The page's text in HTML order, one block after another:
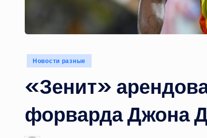
Опубликовано
Новости разные
«Зенит»
форварда Джона